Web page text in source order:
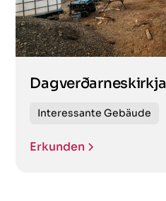
Dagverðarneskirkja
Interessante Gebäude
Erkunden